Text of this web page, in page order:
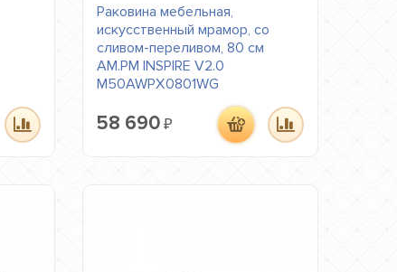
Раковина мебельная,
искусственный мрамор, со
сливом-переливом, 80 см
AM.PM INSPIRE V2.0
M50AWPX0801WG
58 690 ₽